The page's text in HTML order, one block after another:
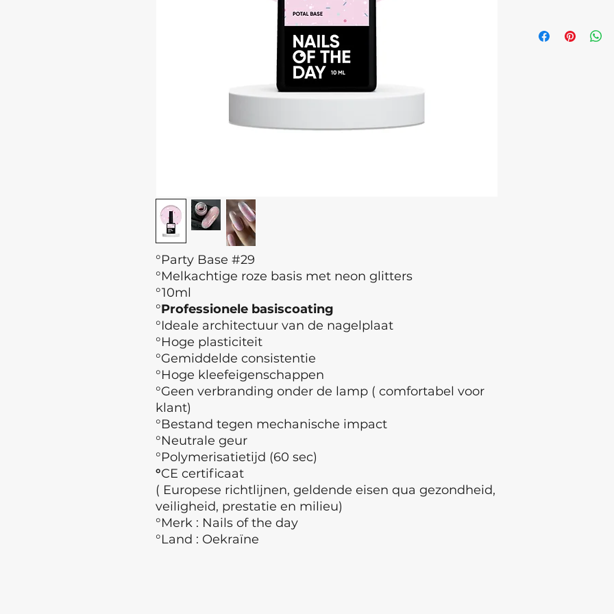
°Party Base #29
°Melkachtige roze basis met neon glitters
°10ml
°Professionele basiscoating
°Ideale architectuur van de nagelplaat
°Hoge plasticiteit
°Gemiddelde consistentie
°Hoge kleefeigenschappen
°Geen verbranding onder de lamp ( comfortabel voor
klant)
°Bestand tegen mechanische impact
°Neutrale geur
°Polymerisatietijd (60 sec)
°CE certificaat
( Europese richtlijnen, geldende eisen qua gezondheid,
veiligheid, prestatie en milieu)
°Merk : Nails of the day
°Land : Oekraïne
cause an allergic